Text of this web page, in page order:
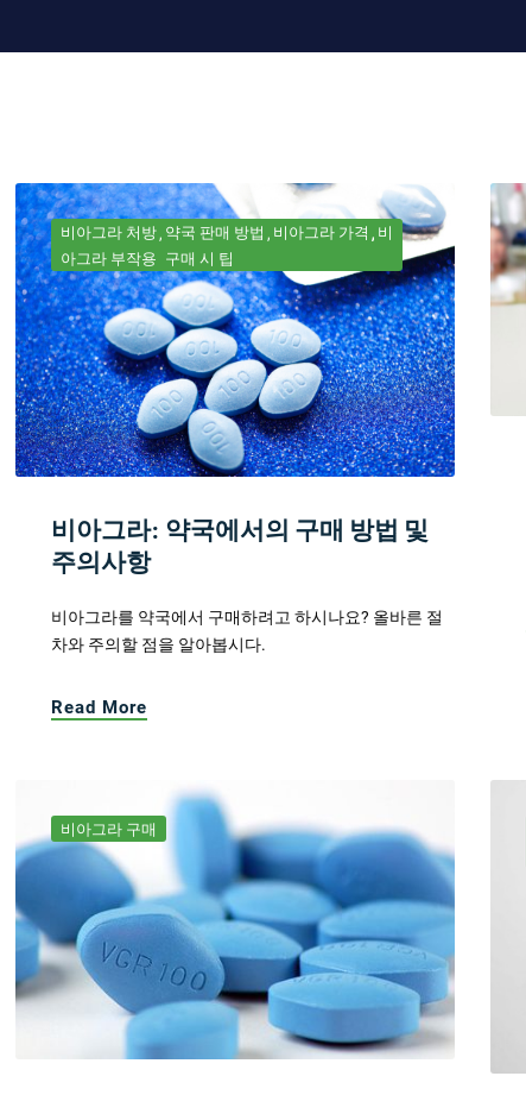
비아그라 처방 약국 판매 방법 비아그라 가격
비
아그라 부작용 구매 시 팁
비아그라: 약국에서의 구매 방법 및
주의사항
비아그라를 약국에서 구매하려고 하시나요? 올바른 절
차와 주의할 점을 알아봅시다.
Read More
비아그라 구매